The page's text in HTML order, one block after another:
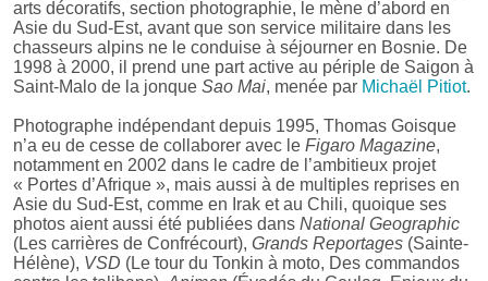
arts décoratifs, section photographie, le mène d’abord en
Asie du Sud-Est, avant que son service militaire dans les
chasseurs alpins ne le conduise à séjourner en Bosnie. De
1998 à 2000, il prend une part active au périple de Saigon à
Saint-Malo de la jonque Sao Mai, menée par Michaël Pitiot.
Photographe indépendant depuis 1995, Thomas Goisque
n’a eu de cesse de collaborer avec le Figaro Magazine,
notamment en 2002 dans le cadre de l’ambitieux projet
« Portes d’Afrique », mais aussi à de multiples reprises en
Asie du Sud-Est, comme en Irak et au Chili, quoique ses
photos aient aussi été publiées dans National Geographic
(Les carrières de Confrécourt), Grands Reportages (Sainte-
Hélène), VSD (Le tour du Tonkin à moto, Des commandos